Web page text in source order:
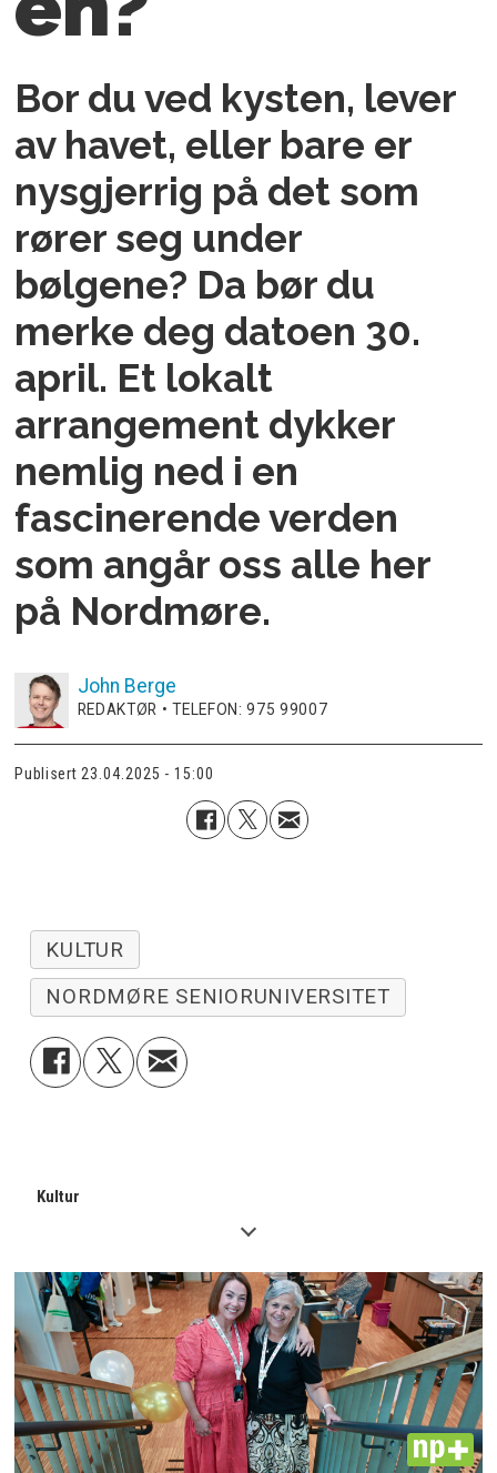
Bor du ved kysten, lever
av havet, eller bare er
nysgjerrig på det som
rører seg under
bølgene? Da bør du
merke deg datoen 30.
april. Et lokalt
arrangement dykker
nemlig ned i en
fascinerende verden
som angår oss alle her
på Nordmøre.
John Berge
REDAKTØR • TELEFON: 975 99007
Publisert 23.04.2025 - 15:00
KULTUR
NORDMØRE SENIORUNIVERSITET
Kultur
PLUS